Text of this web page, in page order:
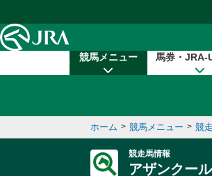
競馬メニュー 馬券・JRA-
ホーム > 競馬メニュー > 競
競走馬情報
アザンクール